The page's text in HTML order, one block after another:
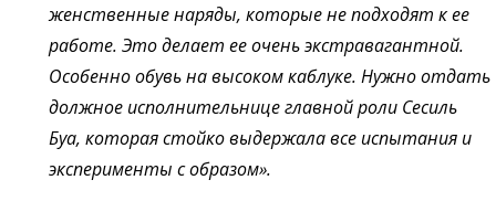
женственные наряды, которые не подходят к ее
работе. Это делает ее очень экстравагантной.
Особенно обувь на высоком каблуке. Нужно отдать
должное исполнительнице главной роли Сесиль
Буа, которая стойко выдержала все испытания и
эксперименты с образом».